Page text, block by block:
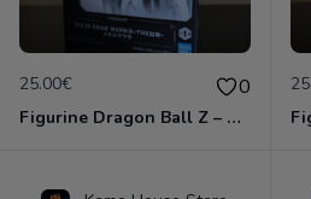
25.00€ 0
Figurine Dragon Ball Z – Metal Cooler – Solid Edge Works – Banpresto / Bandai Spirits